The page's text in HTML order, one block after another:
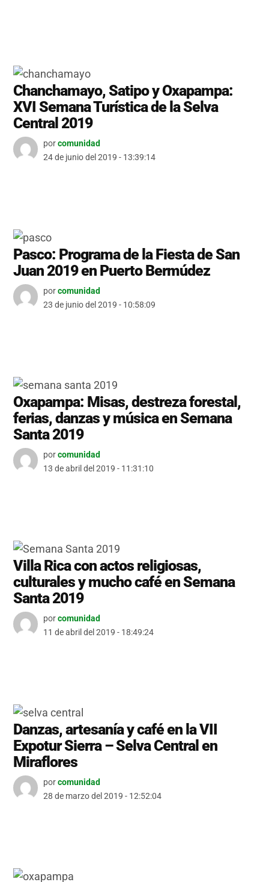
Chanchamayo, Satipo y Oxapampa:
XVI Semana Turística de la Selva
Central 2019
porcomunidad
24 de junio del 2019 - 13:39:14
Pasco: Programa de la Fiesta de San
Juan 2019 en Puerto Bermúdez
porcomunidad
23 de junio del 2019 - 10:58:09
Oxapampa: Misas, destreza forestal,
ferias, danzas y música en Semana
Santa 2019
porcomunidad
13 de abril del 2019 - 11:31:10
Villa Rica con actos religiosas,
culturales y mucho café en Semana
Santa 2019
porcomunidad
11 de abril del 2019 - 18:49:24
Danzas, artesanía y café en la VII
Expotur Sierra – Selva Central en
Miraflores
porcomunidad
28 de marzo del 2019 - 12:52:04